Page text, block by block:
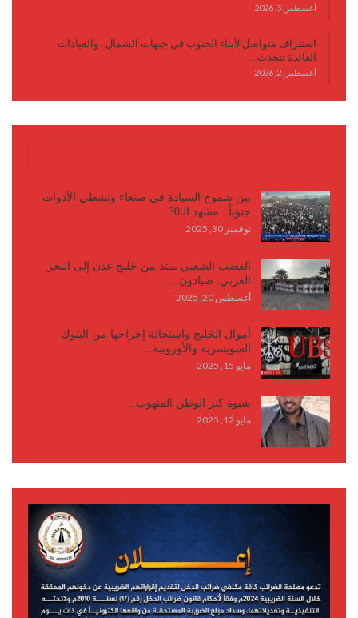
أغسطس 3, 2026
استنزاف متواصل لأبناء الجنوب في جبهات الشمال.. والقيادات
العائدة تتحدث…
أغسطس 2, 2026
بين شموخ السيادة في صنعاء وتشظي الأدوات
جنوباً.. مشهد الـ30…
نوفمبر 30, 2025
الغضب الشعبي يمتد من خليج عدن إلى البحر
العربي: صيادون…
أغسطس 20, 2025
أموال الخليج واستحالة إخراجها من البنوك
السويسرية والأوروبية…
مايو 15, 2025
شبوة كنز الوطن المنهوب..
مايو 12, 2025